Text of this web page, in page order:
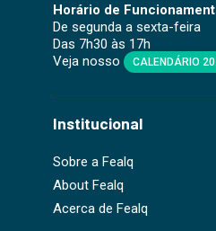
Horário de
De segunda a sexta-feira
Das 7h30 às 17h
Veja nosso
CALENDÁRIO
Institucional
Sobre a Fealq
About Fealq
Acerca de Fealq